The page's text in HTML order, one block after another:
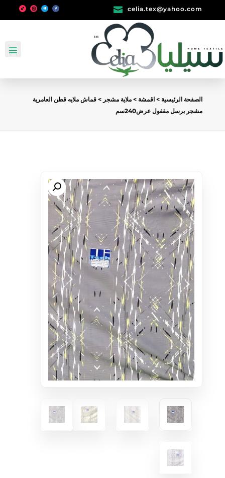
 celia.tex@yahoo.com
الصفحة الرئيسية > اقمشة > ملاية مشجر > قماش ملايه قطن العامرية
مشجر برسل مقفول عرض240سم